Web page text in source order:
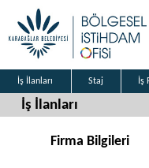
İş İlanları Staj İş
İş İlanları
Firma Bilgileri